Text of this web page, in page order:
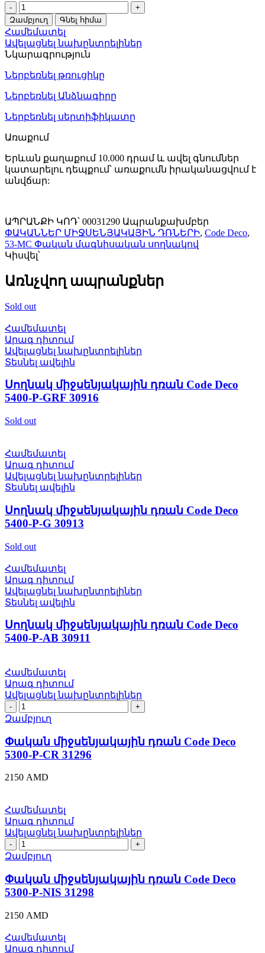
Փական
միջսենյակային
դռան
ֆիքսացիայով
Code
Deco
5300-
MC-
WC-
AB
31290
quantity
Զամբյուղ Գնել հիմա
Համեմատել
Ավելացնել նախընտրելիներ
Նկարագրություն
Ներբեռնել թռուցիկը
Ներբեռնել Անձնագիրը
Ներբեռնել սերտիֆիկատը
Առաքում
Երևան քաղաքում 10.000 դրամ և ավել գնումներ
կատարելու դեպքում՝ առաքումն իրականացվում է
անվճար:
ԱՊՐԱՆՔԻ ԿՈԴ՝ 00031290 Ապրանքախմբեր
ՓԱԿԱՆՆԵՐ ՄԻՋՍԵՆՅԱԿԱՅԻՆ ԴՌՆԵՐԻ, Code Deco,
53-MC Փական մագնիսական սողնակով
Կիսվել՝
Առնչվող ապրանքներ
Sold out
Համեմատել
Արագ դիտում
Ավելացնել նախընտրելիներ
Տեսնել ավելին
Սողնակ միջսենյակային դռան Code Deco
5400-P-GRF 30916
Sold out
Համեմատել
Արագ դիտում
Ավելացնել նախընտրելիներ
Տեսնել ավելին
Սողնակ միջսենյակային դռան Code Deco
5400-P-G 30913
Sold out
Համեմատել
Արագ դիտում
Ավելացնել նախընտրելիներ
Տեսնել ավելին
Սողնակ միջսենյակային դռան Code Deco
5400-P-AB 30911
Համեմատել
Արագ դիտում
Ավելացնել նախընտրելիներ
Փական
միջսենյակային
Code
Deco
5300-
CR
Զամբյուղ
Փական միջսենյակային դռան Code Deco
5300-P-CR 31296
2150 AMD
Համեմատել
Արագ դիտում
Ավելացնել նախընտրելիներ
Փական
միջսենյակային
Code
Deco
5300-
NIS
quantity
Զամբյուղ
Փական միջսենյակային դռան Code Deco
5300-P-NIS 31298
2150 AMD
Համեմատել
Արագ դիտում